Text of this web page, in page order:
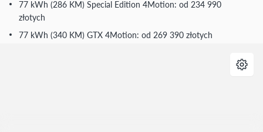
77 kWh (286 KM) Special Edition 4Motion: od 234 990
złotych
77 kWh (340 KM) GTX 4Motion: od 269 390 złotych